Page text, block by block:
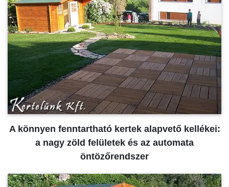
A könnyen fenntartható kertek alapvető kellékei:
a nagy zöld felületek és az automata
öntözőrendszer